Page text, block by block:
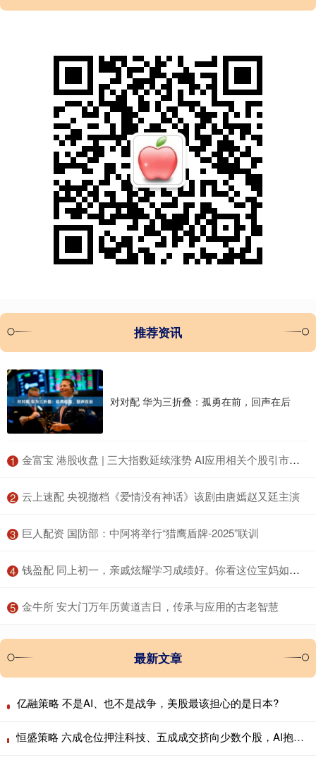
推荐资讯
对对配 华为三折叠：孤勇在前，回声在后
1 ​金富宝 港股收盘 | 三大指数延续涨势 AI应用相关个股引市场关注
2 ​云上速配 央视撤档《爱情没有神话》该剧由唐嫣赵又廷主演
3 ​巨人配资 国防部：中阿将举行“猎鹰盾牌-2025”联训
4 ​钱盈配 同上初一，亲戚炫耀学习成绩好。你看这位宝妈如何怼回去……
5 ​金牛所 安大门万年历黄道吉日，传承与应用的古老智慧
最新文章
亿融策略 不是AI、也不是战争，美股最该担心的是日本?
恒盛策略 六成仓位押注科技、五成成交挤向少数个股，AI抱团行情会重演历史瓦解吗？